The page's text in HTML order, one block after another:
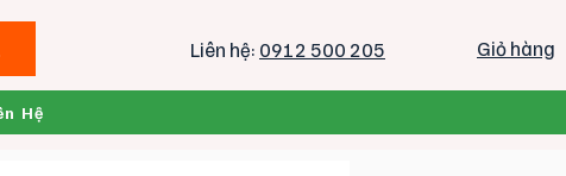
Liên hệ: 0912 500 205 Giỏ hàng
Hệ